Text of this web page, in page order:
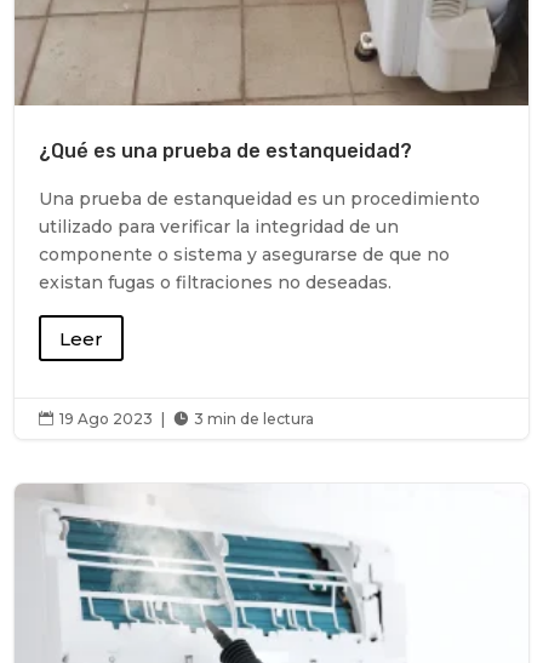
¿Qué es una prueba de estanqueidad?
Una prueba de estanqueidad es un procedimiento
utilizado para verificar la integridad de un
componente o sistema y asegurarse de que no
existan fugas o filtraciones no deseadas.
Leer
 19 Ago 2023  3 min de lectura